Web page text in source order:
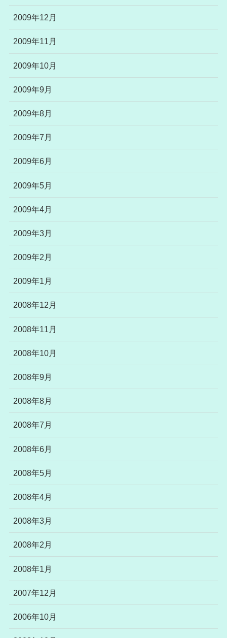
2009年12月
2009年11月
2009年10月
2009年9月
2009年8月
2009年7月
2009年6月
2009年5月
2009年4月
2009年3月
2009年2月
2009年1月
2008年12月
2008年11月
2008年10月
2008年9月
2008年8月
2008年7月
2008年6月
2008年5月
2008年4月
2008年3月
2008年2月
2008年1月
2007年12月
2006年10月